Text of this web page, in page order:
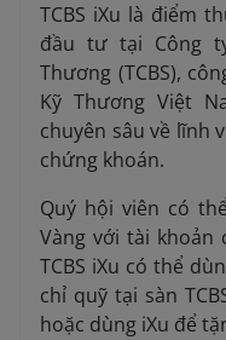
TCBS iXu là điểm
đầu tư tại Công
Thương (TCBS),
Kỹ Thương Việt
chuyên sâu về lĩnh
chứng khoán.
Quý hội viên có
Vàng với tài khoản
TCBS iXu có thể
chỉ quỹ tại sàn
hoặc dùng iXu để